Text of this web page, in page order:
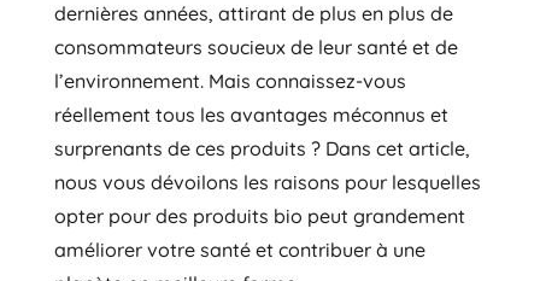
dernières années, attirant de plus en plus de
consommateurs soucieux de leur santé et de
l’environnement. Mais connaissez-vous
réellement tous les avantages méconnus et
surprenants de ces produits ? Dans cet article,
nous vous dévoilons les raisons pour lesquelles
opter pour des produits bio peut grandement
améliorer votre santé et contribuer à une